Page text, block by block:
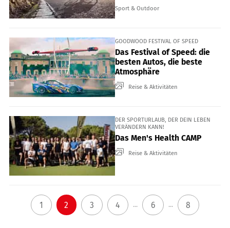
Sport & Outdoor
GOODWOOD FESTIVAL OF SPEED
Das Festival of Speed: die
besten Autos, die beste
Atmosphäre
Reise & Aktivitäten
DER SPORTURLAUB, DER DEIN LEBEN
VERÄNDERN KANN!
Das Men's Health CAMP
Reise & Aktivitäten
1 2 3 4 ... 6 ... 8